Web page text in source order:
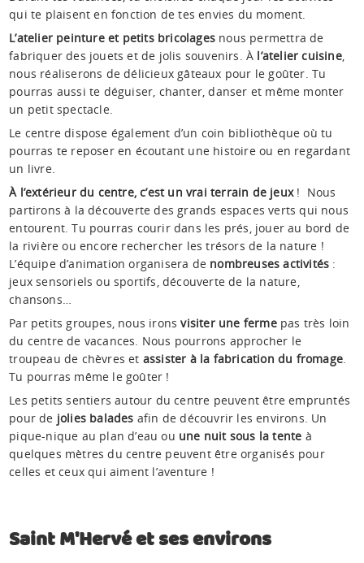
qui te plaisent en fonction de tes envies du moment.
L’atelier peinture et petits bricolages nous permettra de
fabriquer des jouets et de jolis souvenirs. À l’atelier cuisine,
nous réaliserons de délicieux gâteaux pour le goûter. Tu
pourras aussi te déguiser, chanter, danser et même monter
un petit spectacle.
Le centre dispose également d’un coin bibliothèque où tu
pourras te reposer en écoutant une histoire ou en regardant
un livre.
À l’extérieur du centre, c’est un vrai terrain de jeux ! Nous
partirons à la découverte des grands espaces verts qui nous
entourent. Tu pourras courir dans les prés, jouer au bord de
la rivière ou encore rechercher les trésors de la nature !
L’équipe d’animation organisera de nombreuses activités :
jeux sensoriels ou sportifs, découverte de la nature,
chansons…
Par petits groupes, nous ironsvisiter une fermepas très loin
du centre de vacances. Nous pourrons approcher le
troupeau de chèvres et assister à la fabrication du fromage
Tu pourras même le goûter !
Les petits sentiers autour du centre peuvent être empruntés
pour de jolies balades afin de découvrir les environs. Un
pique-nique au plan d’eau ou une nuit sous la tente à
quelques mètres du centre peuvent être organisés pour
celles et ceux qui aiment l’aventure !
Saint M'Hervé et ses environs